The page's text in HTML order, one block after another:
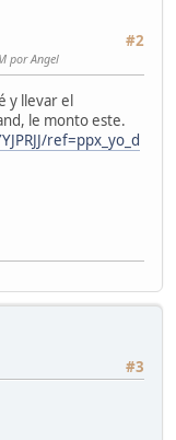
#2
por Angel
y llevar el
le monto este.
ref=ppx_yo_d
#3